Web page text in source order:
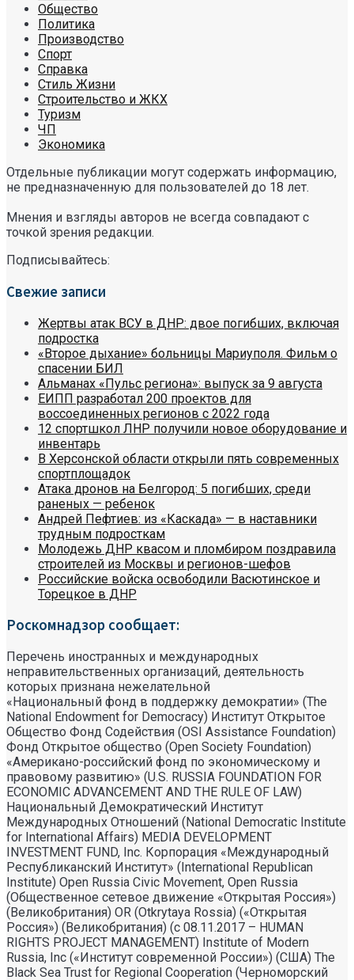
Общество
Политика
Производство
Спорт
Справка
Стиль Жизни
Строительство и ЖКХ
Туризм
ЧП
Экономика
Отдельные публикации могут содержать информацию,
не предназначенную для пользователей до 18 лет.
Мнения и взгляды авторов не всегда совпадают с
точкой зрения редакции.
Подписывайтесь:
Свежие записи
Жертвы атак ВСУ в ДНР: двое погибших, включая
подростка
«Второе дыхание» больницы Мариуполя. Фильм о
спасении БИЛ
Альманах «Пульс региона»: выпуск за 9 августа
ЕИПП разработал 200 проектов для
воссоединенных регионов с 2022 года
12 спортшкол ЛНР получили новое оборудование и
инвентарь
В Херсонской области открыли пять современных
спортплощадок
Атака дронов на Белгород: 5 погибших, среди
раненых — ребенок
Андрей Пефтиев: из «Каскада» — в наставники
трудным подросткам
Молодежь ДНР квасом и пломбиром поздравила
строителей из Москвы и регионов-шефов
Российские войска освободили Васютинское и
Торецкое в ДНР
Роскомнадзор сообщает:
Перечень иностранных и международных
неправительственных организаций, деятельность
которых признана нежелательной
«Национальный фонд в поддержку демократии» (The
National Endowment for Democracy) Институт Открытое
Общество Фонд Содействия (OSI Assistance Foundation)
Фонд Открытое общество (Open Society Foundation)
«Американо-российский фонд по экономическому и
правовому развитию» (U.S. RUSSIA FOUNDATION FOR
ECONOMIC ADVANCEMENT AND THE RULE OF LAW)
Национальный Демократический Институт
Международных Отношений (National Democratic Institute
for International Affairs) MEDIA DEVELOPMENT
INVESTMENT FUND, Inc. Корпорация «Международный
Республиканский Институт» (International Republican
Institute) Open Russia Civic Movement, Open Russia
(Общественное сетевое движение «Открытая Россия»)
(Великобритания) OR (Otkrytaya Rossia) («Открытая
Россия») (Великобритания) (с 08.11.2017 – HUMAN
RIGHTS PROJECT MANAGEMENT) Institute of Modern
Russia, Inc («Институт современной России») (США) The
Black Sea Trust for Regional Cooperation (Черноморский